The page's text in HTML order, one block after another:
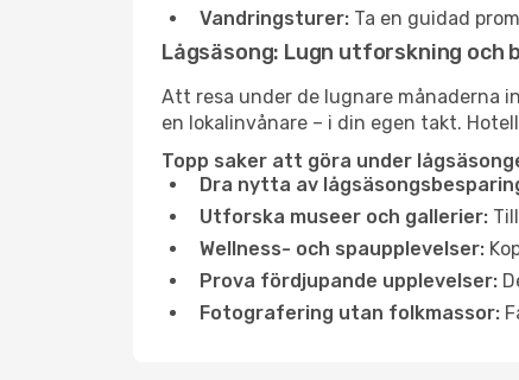
Vandringsturer: Ta en guidad
Lågsäsong: Lugn utforskning och
Att resa under de lugnare månaderna
en lokalinvånare – i din egen takt.
Topp saker att göra under
Dra nytta av
Utforska museer och gallerier:
Wellness- och spaupplevelser:
Prova fördjupande upplevelser:
Fotografering utan folkmassor: